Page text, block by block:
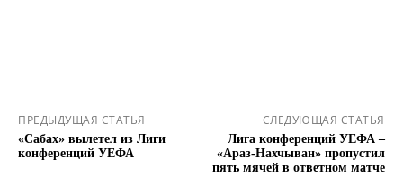
ПРЕДЫДУЩАЯ СТАТЬЯ
«Сабах» вылетел из Лиги
конференций УЕФА
СЛЕДУЮЩАЯ СТАТЬЯ
Лига конференций УЕФА –
«Араз-Нахчыван» пропустил
пять мячей в ответном матче